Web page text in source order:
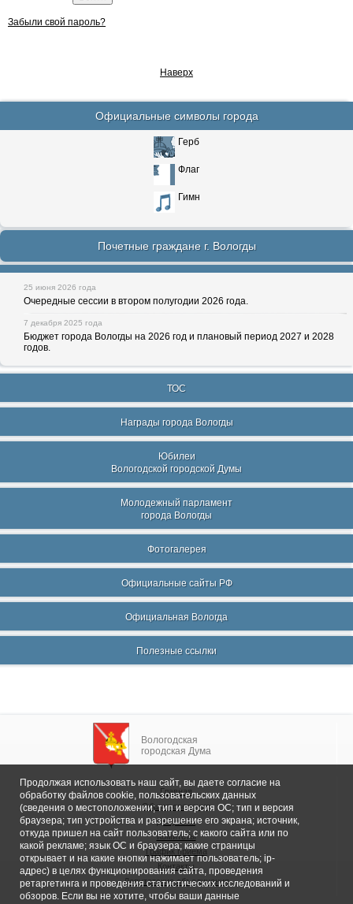
Забыли свой пароль?
Наверх
Официальные символы города
Герб
Флаг
Гимн
Почетные граждане г. Вологды
25 июня 2026 года
Очередные сессии в втором полугодии 2026 года.
7 декабря 2025 года
Бюджет города Вологды на 2026 год и плановый период 2027 и 2028
годов.
ТОС
Награды города Вологды
Юбилеи
Вологодской городской Думы
Молодежный парламент
города Вологды
Фотогалерея
Официальные сайты РФ
Официальная Вологда
Полезные ссылки
Вологодская
городская Дума
Главная
Общие сведения
Депутаты
Комитеты
График приема
Контакты
Депутатские объединения
Продолжая использовать наш сайт, вы даете согласие на
обработку файлов cookie, пользовательских данных
(сведения о местоположении; тип и версия ОС; тип и версия
браузера; тип устройства и разрешение его экрана; источник,
откуда пришел на сайт пользователь; с какого сайта или по
какой рекламе; язык ОС и браузера; какие страницы
открывает и на какие кнопки нажимает пользователь; ip-
адрес) в целях функционирования сайта, проведения
ретаргетинга и проведения статистических исследований и
обзоров. Если вы не хотите, чтобы ваши данные